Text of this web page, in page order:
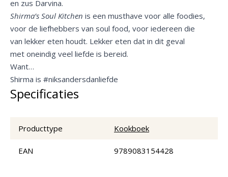
en zus Darvina.
Shirma’s Soul Kitchen is een musthave voor alle foodies,
voor de liefhebbers van soul food, voor iedereen die
van lekker eten houdt. Lekker eten dat in dit geval
met oneindig veel liefde is bereid.
Want…
Shirma is #niksandersdanliefde
Specificaties
Producttype Kookboek
EAN 9789083154428